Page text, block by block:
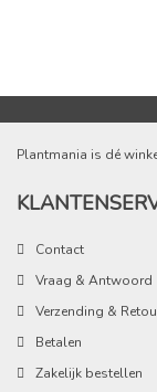
Plantmania is dé
Contact
Vraag & Antwoord
Verzending &
Betalen
Zakelijk bestellen